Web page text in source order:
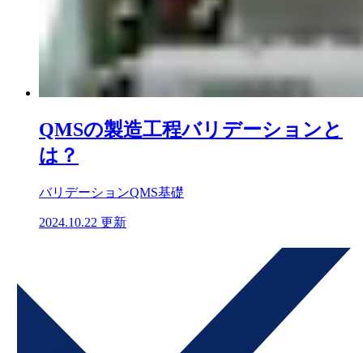
QMSの製造工程バリデーションと
は？
バリデーションQMS基礎
2024.10.22 更新